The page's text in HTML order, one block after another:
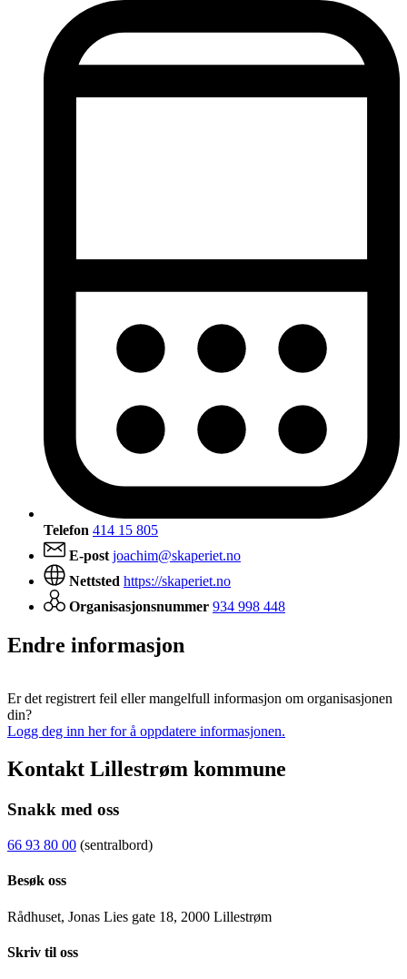
Telefon 414 15 805
E-post joachim@skaperiet.no
Nettsted https://skaperiet.no
Organisasjonsnummer 934 998 448
Endre informasjon
Er det registrert feil eller mangelfull informasjon om organisasjonen
din?
Logg deg inn her for å oppdatere informasjonen.
Kontakt Lillestrøm kommune
Snakk med oss
66 93 80 00 (sentralbord)
Besøk oss
Rådhuset, Jonas Lies gate 18, 2000 Lillestrøm
Skriv til oss